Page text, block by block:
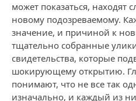
может показаться, находят
новому подозреваемому.
значение, и причиной к
тщательно собранные
свидетельства, которые
шокирующему открытию.
понимают, что не все так
изначально, и каждый из